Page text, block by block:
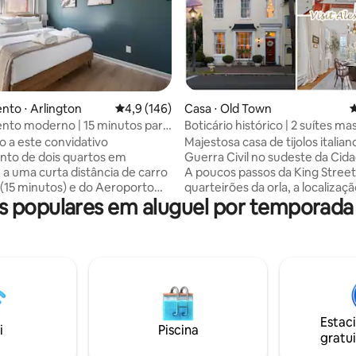
de 5, 147 avaliações
⋅ Arlington 4,9 de uma avaliação média de 5, 146
4,9 (146)
moderno | 15 minutos para
privativa
a este convidativo
de dois quartos em
uma curta distância de carro
minutos) e do Aeroporto
(12 minutos). Aproveite o
às atrações de DC, aos
cozinha totalmente
camas aconchegantes,
e estacionamento
local. Relaxe em sua base de
Casa ⋅ Old Town
Boticário histórico | 2 suítes
Cidade antiga
Majestosa casa de tijolos
Guerra Civil no sudeste da
A poucos passos da King
quarteirões da orla, a
imbatível! Esta casa de 3
estabelecida nos anos 1800
verdadeiro senso de história e
Suítes Master TVs 4K de 65
com streaming Internet de alta
velocidade Espaço de trabalho
Self check-in 24 horas Máquina
populares em aluguel por
Piscina